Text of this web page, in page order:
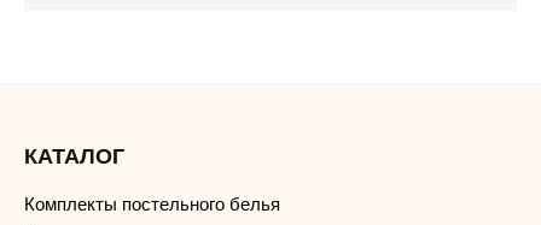
КАТАЛОГ
Комплекты постельного белья